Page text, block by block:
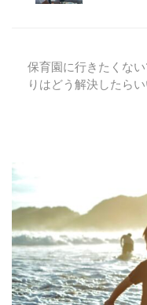
保育園に行きたくな
りはどう解決したら